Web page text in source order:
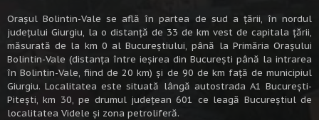
Oraşul Bolintin-Vale se află în partea de sud a ţării, în nordul
judeţului Giurgiu, la o distanţă de 33 de km vest de capitala țării,
măsurată de la km 0 al Bucureștiului, până la Primăria Orașului
Bolintin-Vale (distanța între ieșirea din București până la intrarea
în Bolintin-Vale, fiind de 20 km) şi de 90 de km faţă de municipiul
Giurgiu. Localitatea este situată lângă autostrada A1 Bucureşti-
Piteşti, km 30, pe drumul judeţean 601 ce leagă Bucureştiul de
localitatea Videle şi zona petroliferă.